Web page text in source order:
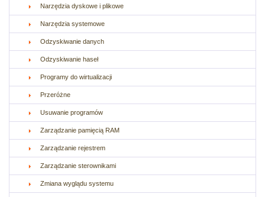
Narzędzia dyskowe i plikowe
Narzędzia systemowe
Odzyskiwanie danych
Odzyskiwanie haseł
Programy do wirtualizacji
Przeróżne
Usuwanie programów
Zarządzanie pamięcią RAM
Zarządzanie rejestrem
Zarządzanie sterownikami
Zmiana wyglądu systemu